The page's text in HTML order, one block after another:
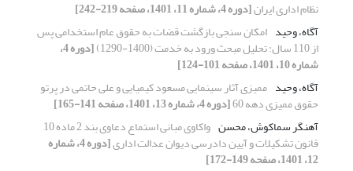
نظام اداری ایران[دوره 4، شماره 11، 1401، صفحه 219-242]
آگاه، وحید امکان سنجی بازگشت قضات به حقوق عام استخدامی پس
از 110 سال: تحلیل مبحث ورود به خدمت (1400-1290) [دوره 4،
شماره 10، 1401، صفحه 101-124]
آگاه، وحید ممیزی آثار سینمایی مسعود کیمیایی و علی حاتمی در پرتو
حقوق ممیزی دهه 60
[دوره 4، شماره 13، 1401، صفحه 141-165]
آهنگر سماکوش، محسن
واکاوی مبانی استماع دعاوی بند 2 ماده 10
قانون تشکیلات و آیین دادرسی دیوان عدالت اداری [دوره 4، شماره
12، 1401، صفحه 149-172]